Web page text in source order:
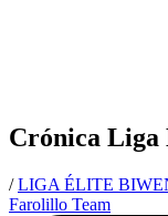
Crónica Liga
/LIGA ÉLITE
Farolillo Team